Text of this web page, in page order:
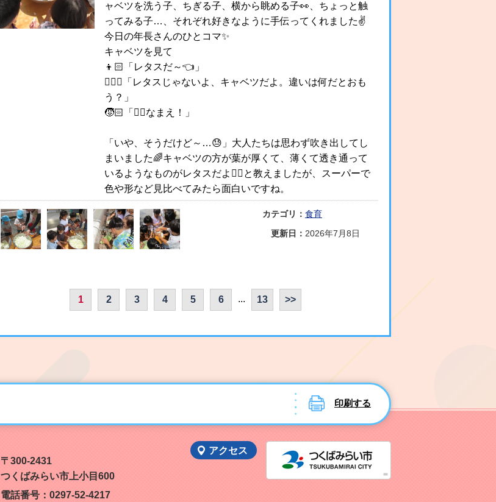
ャベツを洗う子、ちぎる子、横から眺める子👀、ちょっと触
ってみる子…、それぞれ好きなように手伝ってくれました✌
今日の年長さんのひとコマ✨
キャベツを見て
👦🏻「レタスだ～👈」
👳🏻‍♀️「レタスじゃないよ、キャベツだよ。違いは何だとおも
う？」
🧒🏻「✋🏻なまえ！」
「いや、そうだけど～…😓」大人たちは思わず吹き出してし
まいました🌈キャベツの方が葉が厚くて、薄くて透き通って
いるようなものがレタスだよ☝🏻と教えましたが、スーパーで
色や形など見比べてみたら面白いですね。
カテゴリ： 食育
更新日： 2026年7月8日
1 2 3 4 5 6 ... 13 >>
印刷する
〒300-2431
つくばみらい市上小目600
アクセス
電話番号： 0297-52-4217